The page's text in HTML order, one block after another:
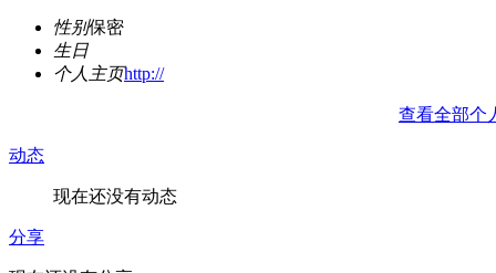
性别保密
生日
个人主页http://
查看全部个
动态
现在还没有动态
分享